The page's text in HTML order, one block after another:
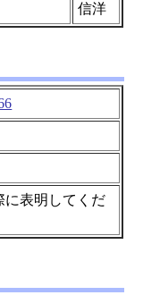
信洋
に表明してくだ